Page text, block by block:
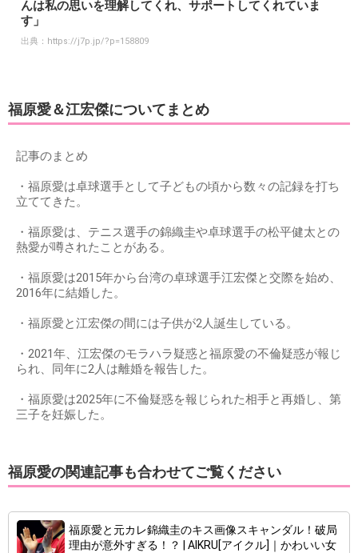
んは私の思いを理解してくれ、サポートしてくれていま
す」
出典： https://j7p.jp/?p=158809
福原愛＆江宏傑についてまとめ
記事のまとめ
・福原愛は卓球選手として子どもの頃から数々の記録を打ち
立ててきた。
・福原愛は、テニス選手の錦織圭や卓球選手の松平健太との
熱愛が噂されたことがある。
・福原愛は2015年から台湾の卓球選手江宏傑と交際を始め、
2016年に結婚した。
・福原愛と江宏傑の間には子供が2人誕生している。
・2021年、江宏傑のモラハラ疑惑と福原愛の不倫疑惑が報じ
られ、同年に2人は離婚を報告した。
・福原愛は2025年に不倫疑惑を報じられた相手と再婚し、第
三子を妊娠した。
福原愛の関連記事も合わせてご覧ください
福原愛と元カレ錦織圭のキス画像スキャンダル！破局
理由が意外すぎる！？ | AIKRU[アイクル]｜かわいい女